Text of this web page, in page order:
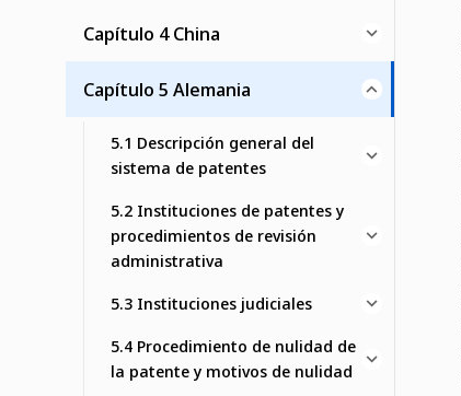
Capítulo 4 China
Capítulo 5 Alemania
5.1 Descripción general del
sistema de patentes
5.2 Instituciones de patentes y
procedimientos de revisión
administrativa
5.3 Instituciones judiciales
5.4 Procedimiento de nulidad de
la patente y motivos de nulidad